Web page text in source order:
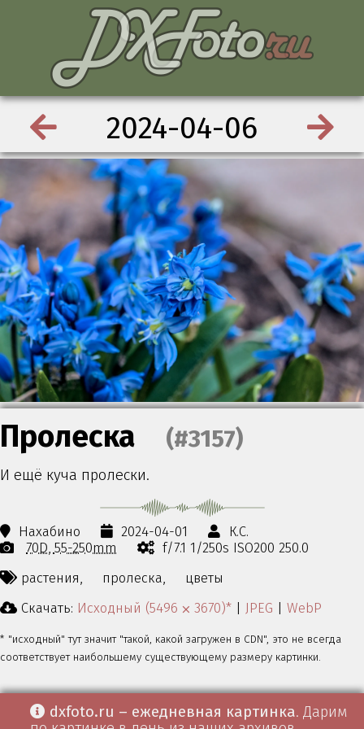
2024-04-06
Пролеска (#3157)
И ещё куча пролески.
Нахабино 2024-04-01
К.С.
70D 55-250mm
f/7.1 1/250s ISO200 250.0
растения,
пролеска,
цветы
Скачать: Исходный (5496 ⨉ 3670)* | JPEG | WebP
* "исходный" тут значит "такой, какой загружен в CDN", это не всегда
соответствует наибольшему существующему размеру картинки.
dxfoto.ru – ежедневная картинка. Дарим